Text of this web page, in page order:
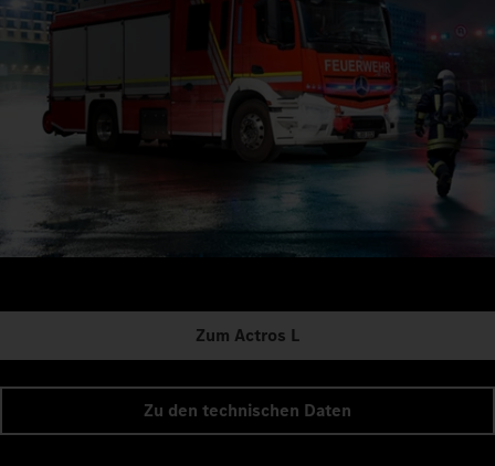
Zum Actros L
Zu den technischen Daten